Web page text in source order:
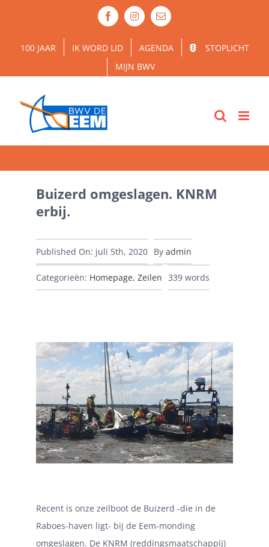
inhoud
FacebookInstagram
E-
mail
100 JAAR IK WORD LID AGENDA
STOPLICHT
MIJN BWV
Buizerd omgeslagen. KNRM
erbij.
Published On: juli 5th, 2020 By admin
Categorieën: Homepage, Zeilen 339 words
Recent is onze zeilboot de Buizerd -die in de
Raboes-haven ligt- bij de Eem-monding
omgeslagen. De KNRM (reddingsmaatschappij)